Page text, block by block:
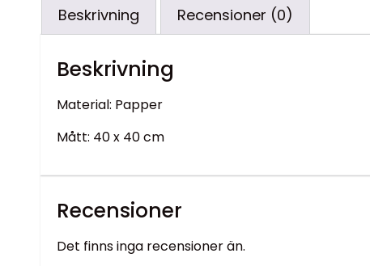
Beskrivning Recensioner (0)
Beskrivning
Material: Papper
Mått: 40 x 40 cm
Recensioner
Det finns inga recensioner än.